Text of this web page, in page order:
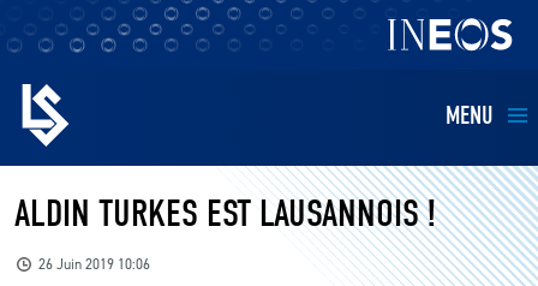
MENU
EQUIPES
BILLETTERIE
ALDIN TURKES EST LAUSANNOIS !
26 Juin 2019 10:06